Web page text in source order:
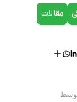
مقالات